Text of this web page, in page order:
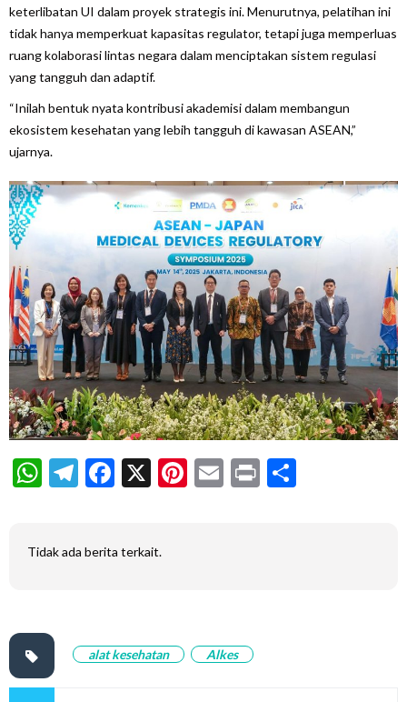
keterlibatan UI dalam proyek strategis ini. Menurutnya, pelatihan ini
tidak hanya memperkuat kapasitas regulator, tetapi juga memperluas
ruang kolaborasi lintas negara dalam menciptakan sistem regulasi
yang tangguh dan adaptif.
“Inilah bentuk nyata kontribusi akademisi dalam membangun
ekosistem kesehatan yang lebih tangguh di kawasan ASEAN,”
ujarnya.
WhatsApp
Telegram
Facebook
X Pinterest
Email
Print
Tidak ada berita terkait.
alat kesehatan Alkes